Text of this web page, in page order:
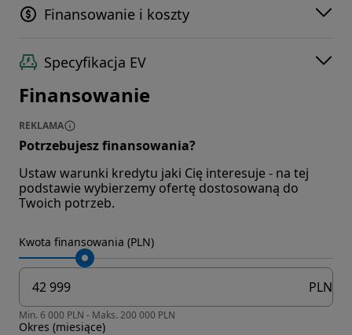
Finansowanie i koszty
Specyfikacja EV
Finansowanie
REKLAMA
Potrzebujesz finansowania?
Ustaw warunki kredytu jaki Cię interesuje - na tej
podstawie wybierzemy ofertę dostosowaną do
Twoich potrzeb.
Kwota finansowania (PLN)
PLN
Min. 6 000 PLN - Maks. 200 000 PLN
Okres (miesiące)